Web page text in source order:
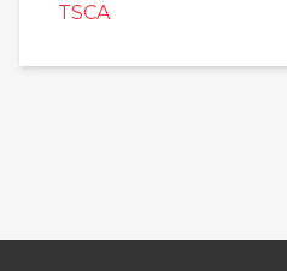
TSCA